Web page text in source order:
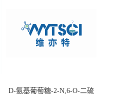
D-氨基葡萄糖-2-N,6-O-二硫